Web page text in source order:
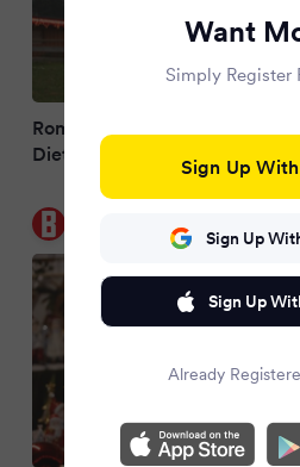
Romantisches Bild vom
Dieter sind jetzt "offiziell Frau
Want
Simply Register
Sign Up
Sign Up
Sign Up
Already